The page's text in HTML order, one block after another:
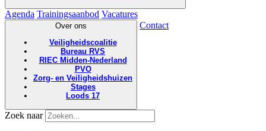
Agenda Trainingsaanbod Vacatures
Over ons
Veiligheidscoalitie
Bureau RVS
RIEC Midden-Nederland
PVO
Zorg- en Veiligheidshuizen
Stages
Loods 17
Contact
Zoek naar